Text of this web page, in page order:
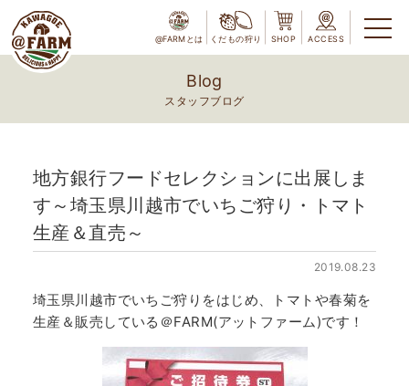
@FARMとは くだもの狩り SHOP ACCESS
Blog
スタッフブログ
地方銀行フードセレクションに出展しま
す～埼玉県川越市でいちご狩り・トマト
生産＆直売～
2019.08.23
埼玉県川越市でいちご狩りをはじめ、トマトや春菊を
生産＆販売している＠FARM(アットファーム)です！